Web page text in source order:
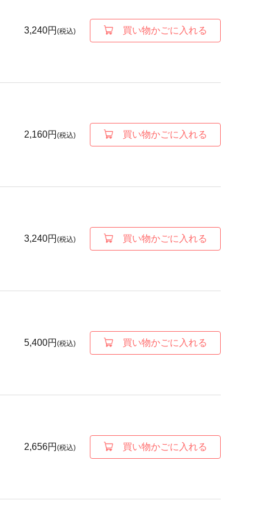
3,240円 (税込) 買い物かごに入れる
2,160円 (税込) 買い物かごに入れる
3,240円 (税込) 買い物かごに入れる
5,400円 (税込) 買い物かごに入れる
2,656円 (税込) 買い物かごに入れる